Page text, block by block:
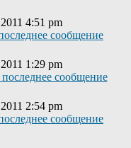
4:51 pm
1:29 pm
2:54 pm